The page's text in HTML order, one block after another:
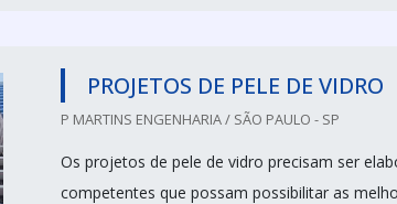
PROJETOS DE PELE DE VIDRO
P MARTINS ENGENHARIA / SÃO PAULO - SP
Os projetos de pele de vidro precisam ser
competentes que possam possibilitar as